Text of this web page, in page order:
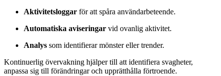
Aktivitetsloggar för att spåra användarbeteende.
Automatiska aviseringar vid ovanlig aktivitet.
Analys som identifierar mönster eller trender.
Kontinuerlig övervakning hjälper till att identifiera svagheter,
anpassa sig till förändringar och upprätthålla förtroende.